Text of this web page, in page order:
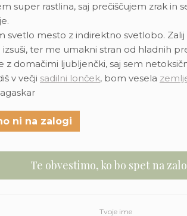
super rastlina, saj prečiščujem zrak in
svetlo mesto z indirektno svetlobo.
izsuši, ter me umakni stran od hladnih
z domačimi ljubljenčki, saj sem
v večji sadilni lonček, bom vesela
ni na zalogi
Te obvestimo, ko bo spet na